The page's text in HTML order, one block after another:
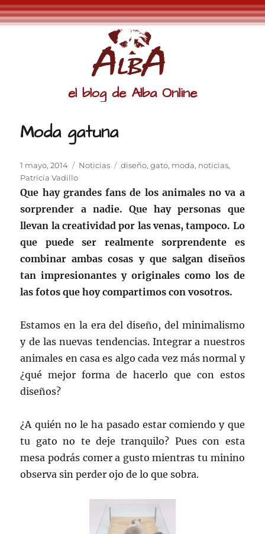
el blog de Alba Online
Moda gatuna
Publicado
el
1 mayo, 2014 Categorías
Noticias Etiquetas
diseño,gato, moda, noticias,
Patricia Vadillo
Que hay grandes fans de los animales no va a
sorprender a nadie. Que hay personas que
llevan la creatividad por las venas, tampoco. Lo
que puede ser realmente sorprendente es
combinar ambas cosas y que salgan diseños
tan impresionantes y originales como los de
las fotos que hoy compartimos con vosotros.
Estamos en la era del diseño, del minimalismo
y de las nuevas tendencias. Integrar a nuestros
animales en casa es algo cada vez más normal y
¿qué mejor forma de hacerlo que con estos
diseños?
¿A quién no le ha pasado estar comiendo y que
tu gato no te deje tranquilo? Pues con esta
mesa podrás comer a gusto mientras tu minino
observa sin perder ojo de lo que sobra.